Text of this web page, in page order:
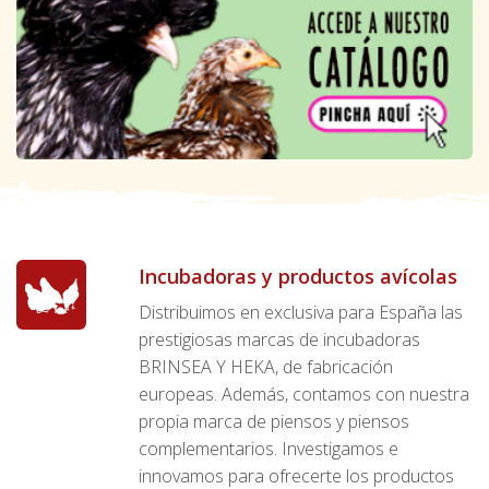
Incubadoras y productos avícolas
Distribuimos en exclusiva para España las
prestigiosas marcas de incubadoras
BRINSEA Y HEKA, de fabricación
europeas. Además, contamos con nuestra
propia marca de piensos y piensos
complementarios. Investigamos e
innovamos para ofrecerte los productos